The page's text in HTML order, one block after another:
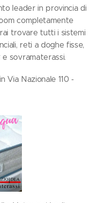
leader in provincia di
completamente
trovare tutti i sistemi
reti a doghe fisse,
sovramaterassi.
Via Nazionale 110 -